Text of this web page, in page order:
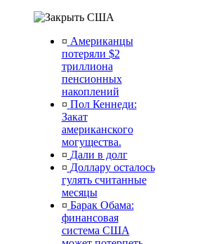
США
¤ Американцы
потеряли $2
триллиона
пенсионных
накоплений
¤ Пол Кеннеди:
Закат
американского
могущества.
¤ Дали в долг
¤ Доллару осталось
гулять считанные
месяцы
¤ Барак Обама:
финансовая
система США